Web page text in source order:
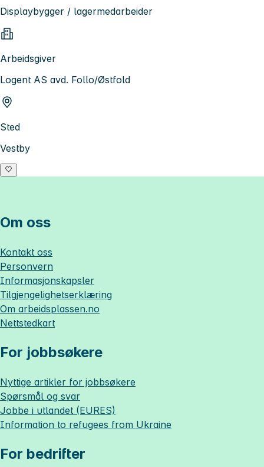
Displaybygger / lagermedarbeider
Arbeidsgiver
Logent AS avd. Follo/Østfold
Sted
Vestby
Om oss
Kontakt oss
Personvern
Informasjonskapsler
Tilgjengelighetserklæring
Om arbeidsplassen.no
Nettstedkart
For jobbsøkere
Nyttige artikler for jobbsøkere
Spørsmål og svar
Jobbe i utlandet (EURES)
Information to refugees from Ukraine
For bedrifter